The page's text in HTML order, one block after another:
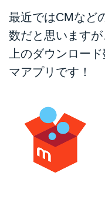
最近ではCMなど
数だと思います
上のダウンロー
マアプリです！